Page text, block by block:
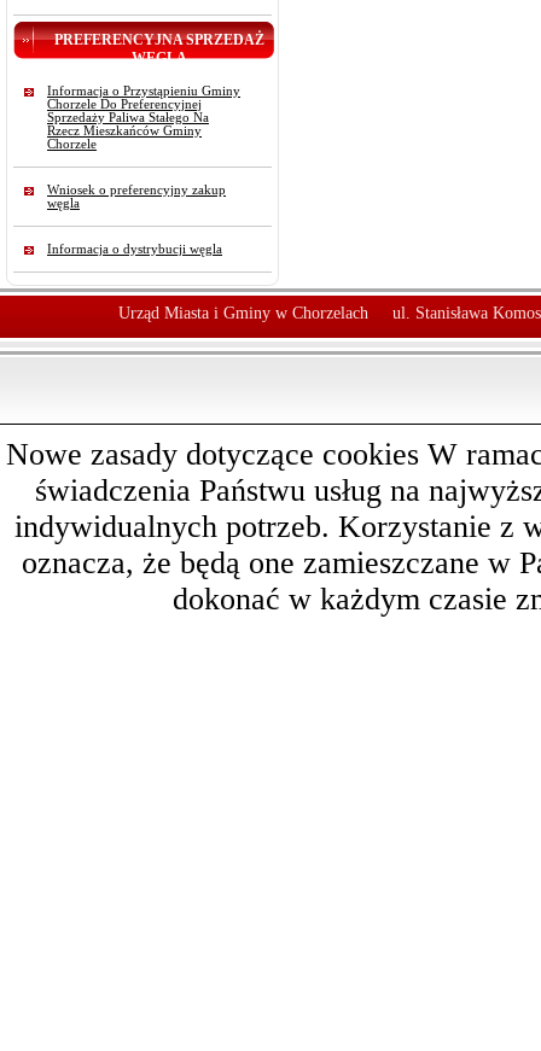
PREFERENCYJNA SPRZEDAŻ
WĘGLA
Informacja o Przystąpieniu Gminy
Chorzele Do Preferencyjnej
Sprzedaży Paliwa Stałego Na
Rzecz Mieszkańców Gminy
Chorzele
Wniosek o preferencyjny zakup
węgla
Informacja o dystrybucji węgla
Urząd Miasta i Gminy w Chorzelach ul. Stanisława
Nowe zasady dotyczące cookies W
świadczenia Państwu usług na
indywidualnych potrzeb. Korzystanie z
oznacza, że będą one zamieszczane w
dokonać w każdym czasie